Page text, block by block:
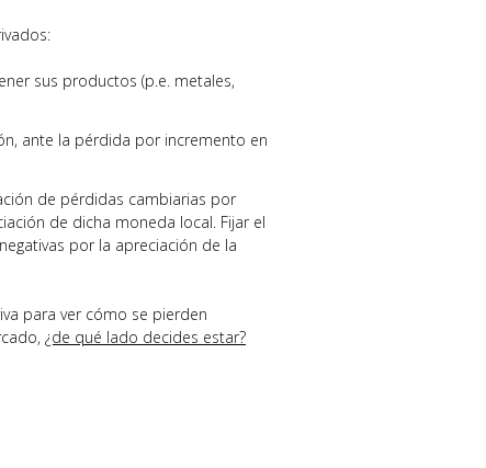
sus productos (p.e. metales,
ante la pérdida por incremento en
de pérdidas cambiarias por
de dicha moneda local. Fijar el
por la apreciación de la
para ver cómo se pierden
¿de qué lado decides estar?